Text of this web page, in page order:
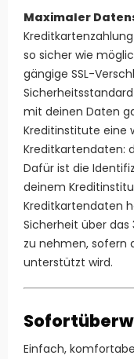
Maximaler
so sicher wie
gängige SSL-
mit deinen Daten
Kreditinstitute eine
Kreditkartendaten:
Dafür ist die
deinem
Kreditkartendaten
Sicherheit über das
zu nehmen, sofern
unterstützt wird.
Einfach,